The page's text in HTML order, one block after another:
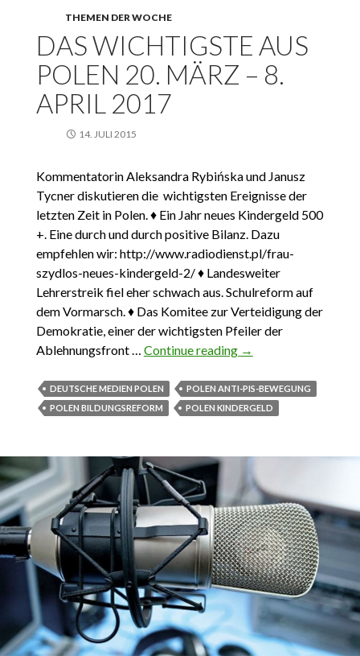
THEMEN DER WOCHE
DAS WICHTIGSTE AUS
POLEN 20. MÄRZ – 8.
APRIL 2017
14. JULI 2015
Kommentatorin Aleksandra Rybińska und Janusz
Tycner diskutieren die wichtigsten Ereignisse der
letzten Zeit in Polen. ♦ Ein Jahr neues Kindergeld 500
+. Eine durch und durch positive Bilanz. Dazu
empfehlen wir: http://www.radiodienst.pl/frau-
szydlos-neues-kindergeld-2/ ♦ Landesweiter
Lehrerstreik fiel eher schwach aus. Schulreform auf
dem Vormarsch. ♦ Das Komitee zur Verteidigung der
Demokratie, einer der wichtigsten Pfeiler der
Ablehnungsfront … Continue reading Das Wichtigste aus
April 2017
→
DEUTSCHE MEDIEN POLEN
POLEN ANTI-PIS-BEWEGUNG
POLEN BILDUNGSREFORM
POLEN KINDERGELD